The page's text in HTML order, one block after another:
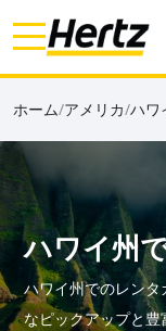
ホーム/アメリカ/ハワ
ハワイ州
ハワイ州でのレン
なピックアップと